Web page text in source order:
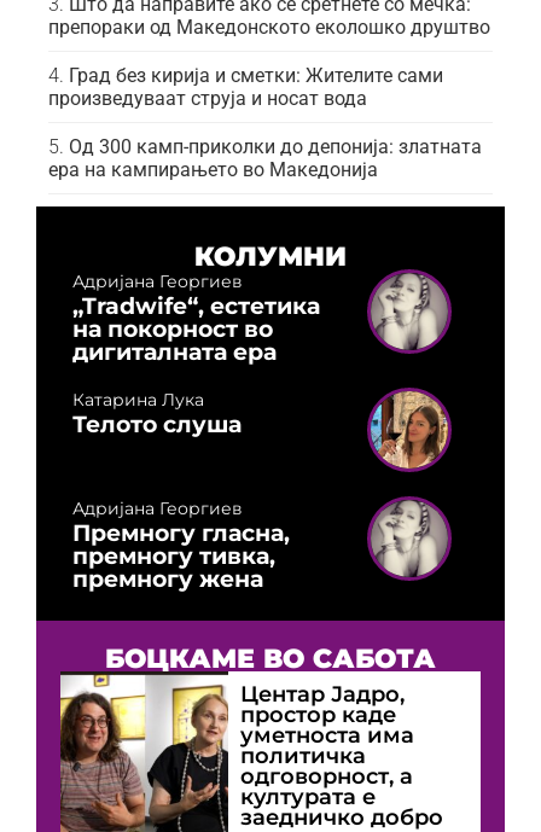
Што да направите ако се сретнете со мечка:
препораки од Македонското еколошко друштво
Град без кирија и сметки: Жителите сами
произведуваат струја и носат вода
Од 300 камп-приколки до депонија: златната
ера на кампирањето во Македонија
КОЛУМНИ
Адријана Георгиев
„Tradwife“, естетика
на покорност во
дигиталната ера
Катарина Лука
Телото слуша
Адријана Георгиев
Премногу гласна,
премногу тивка,
премногу жена
БОЦКАМЕ ВО САБОТА
Центар Јадро,
простор каде
уметноста има
политичка
одговорност, а
културата е
заедничко добро